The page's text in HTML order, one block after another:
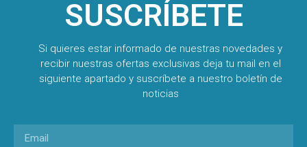
SUSCRÍBETE
Si quieres estar informado de nuestras novedades y
recibir nuestras ofertas exclusivas deja tu mail en el
siguiente apartado y suscríbete a nuestro boletín de
noticias